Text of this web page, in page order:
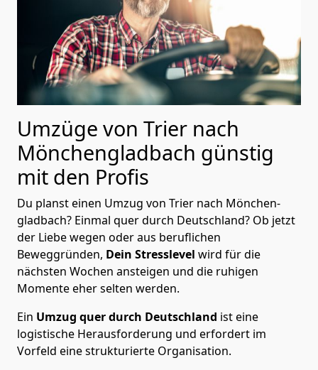
Umzüge von Trier nach
Mönchen­gladbach günstig
mit den Profis
Du planst einen Umzug von Trier nach Mönchen­
gladbach? Einmal quer durch Deutschland? Ob jetzt
der Liebe wegen oder aus beruflichen
Beweggründen, Dein Stresslevel wird für die
nächsten Wochen ansteigen und die ruhigen
Momente eher selten werden.
Ein Umzug quer durch Deutschland ist eine
logistische Herausforderung und erfordert im
Vorfeld eine strukturierte Organisation.